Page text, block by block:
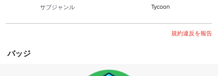
サブジャンル Tycoon
規約違反を報告
バッジ